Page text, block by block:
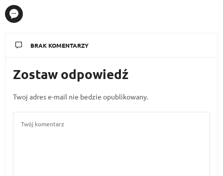
BRAK KOMENTARZY
Zostaw odpowiedź
Twoj adres e-mail nie bedzie opublikowany.